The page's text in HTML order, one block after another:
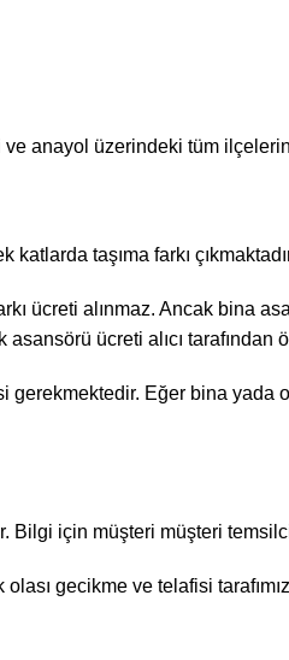
ve anayol üzerindeki tüm
taşıma farkı
ücreti alınmaz. Ancak bina
ücreti alıcı tarafından
gerekmektedir. Eğer bina yada
Bilgi için müşteri müşteri
gecikme ve telafisi